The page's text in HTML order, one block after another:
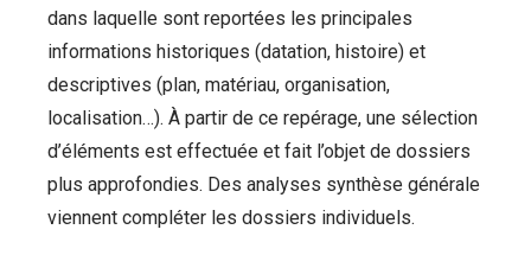
dans laquelle sont reportées les principales
informations historiques (datation, histoire) et
descriptives (plan, matériau, organisation,
localisation…). À partir de ce repérage, une sélection
d’éléments est effectuée et fait l’objet de dossiers
plus approfondies. Des analyses synthèse générale
viennent compléter les dossiers individuels.